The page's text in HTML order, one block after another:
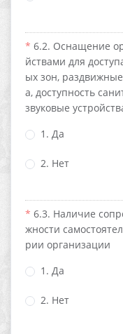
6.2. Оснащение
йствами для
ых зон,
а, доступность
звуковые
1. Да
2. Нет
6.3. Наличие
жности
рии организации
1. Да
2. Нет